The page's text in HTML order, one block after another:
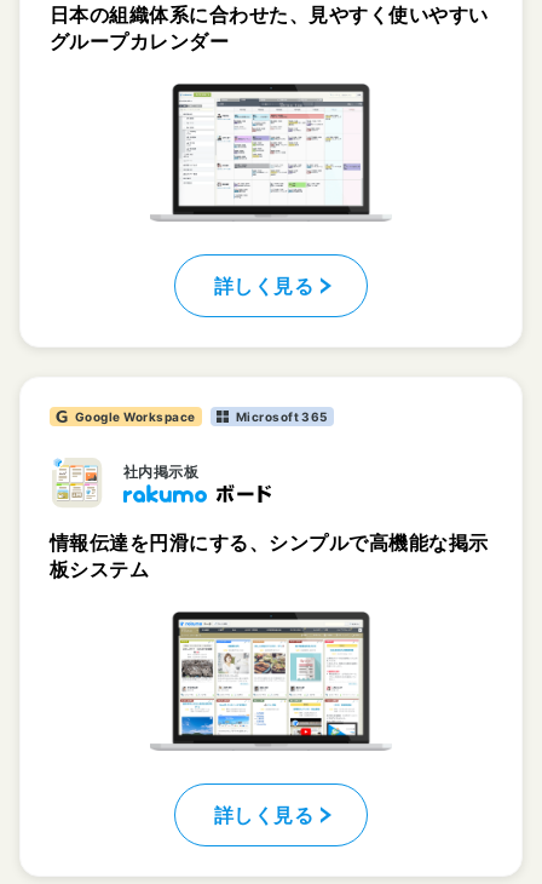
日本の組織体系に合わせた、見やすく使いやすい
グループカレンダー
詳しく見る
Google Workspace Microsoft 365
社内掲示板
情報伝達を円滑にする、シンプルで高機能な掲示
板システム
詳しく見る